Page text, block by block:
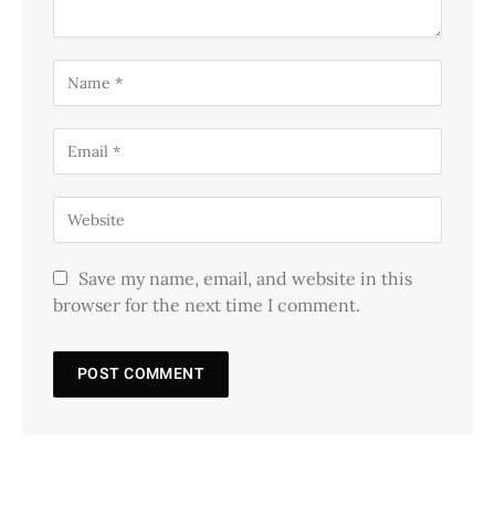
Save my name, email, and website in this
browser for the next time I comment.